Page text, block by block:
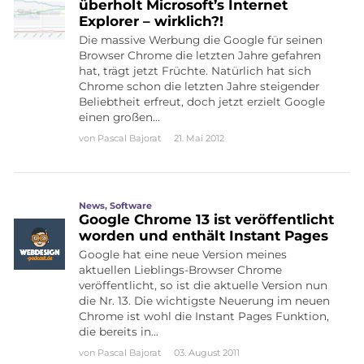
überholt Microsoft’s Internet
Explorer – wirklich?!
Die massive Werbung die Google für seinen
Browser Chrome die letzten Jahre gefahren
hat, trägt jetzt Früchte. Natürlich hat sich
Chrome schon die letzten Jahre steigender
Beliebtheit erfreut, doch jetzt erzielt Google
einen großen…
von Pascal Bajorat 21. Mai 2012
News,Software
Google Chrome 13 ist veröffentlicht
worden und enthält Instant Pages
Google hat eine neue Version meines
aktuellen Lieblings-Browser Chrome
veröffentlicht, so ist die aktuelle Version nun
die Nr. 13. Die wichtigste Neuerung im neuen
Chrome ist wohl die Instant Pages Funktion,
die bereits in…
von Pascal Bajorat 03. August 2011